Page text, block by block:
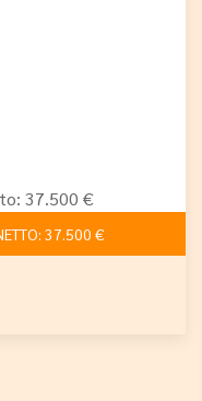
37.500 €